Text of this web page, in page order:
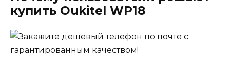
купить Oukitel WP18